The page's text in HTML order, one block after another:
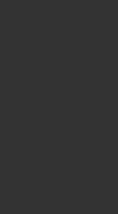
СРЕДНЕЙ ПОСАДКИ WE THE